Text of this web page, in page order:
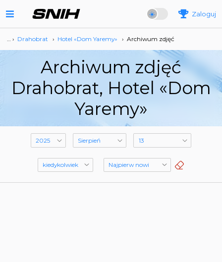
Zaloguj
… › Drahobrat › Hotel «Dom Yaremy» › Archiwum zdjęć
Archiwum zdjęć
Drahobrat, Hotel «Dom
Yaremy»